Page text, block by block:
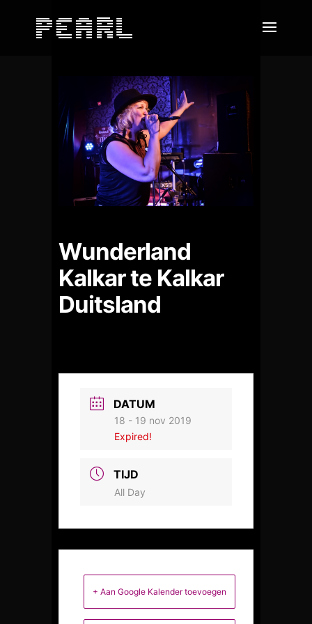
Wunderland
Kalkar te Kalkar
Duitsland
DATUM
18 - 19 nov 2019
Expired!
TIJD
All Day
+ Aan Google Kalender toevoegen